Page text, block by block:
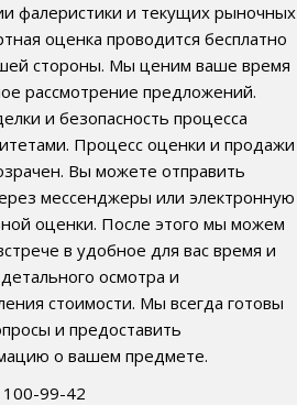
фалеристики и текущих рыночных
оценка проводится бесплатно
стороны. Мы ценим ваше время
рассмотрение предложений.
и безопасность процесса
Процесс оценки и продажи
Вы можете отправить
мессенджеры или электронную
оценки. После этого мы можем
в удобное для вас время и
осмотра и
стоимости. Мы всегда готовы
и предоставить
о вашем предмете.
99-42